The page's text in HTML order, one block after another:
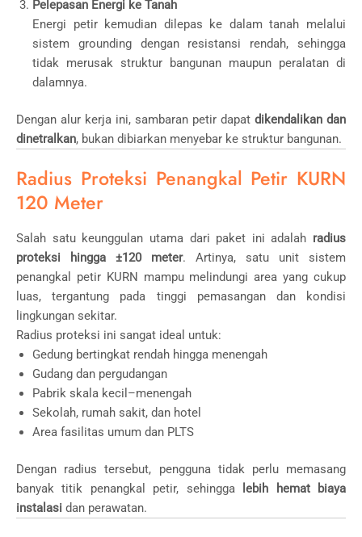
Pelepasan Energi ke Tanah
Energi petir kemudian dilepas ke dalam tanah melalui
sistem grounding dengan resistansi rendah, sehingga
tidak merusak struktur bangunan maupun peralatan di
dalamnya.
Dengan alur kerja ini, sambaran petir dapat dikendalikan dan
dinetralkan, bukan dibiarkan menyebar ke struktur bangunan.
Radius Proteksi Penangkal Petir KURN
120 Meter
Salah satu keunggulan utama dari paket ini adalah radius
proteksi hingga ±120 meter. Artinya, satu unit sistem
penangkal petir KURN mampu melindungi area yang cukup
luas, tergantung pada tinggi pemasangan dan kondisi
lingkungan sekitar.
Radius proteksi ini sangat ideal untuk:
Gedung bertingkat rendah hingga menengah
Gudang dan pergudangan
Pabrik skala kecil–menengah
Sekolah, rumah sakit, dan hotel
Area fasilitas umum dan PLTS
Dengan radius tersebut, pengguna tidak perlu memasang
banyak titik penangkal petir, sehingga
lebih hemat biaya
instalasi dan perawatan.